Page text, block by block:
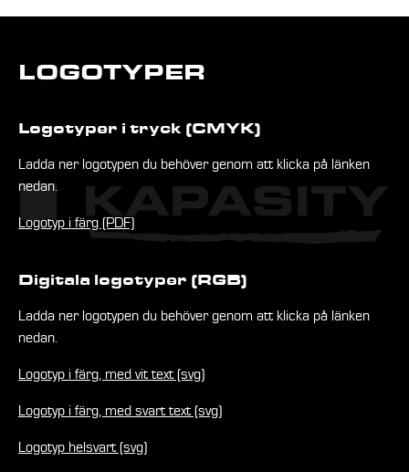
LOGOTYPER
Digitala logotyper (RGB)
Ladda ner logotypen du behöver genom att klicka på länken
nedan.
Logotyp i färg, med vit text (svg)
Logotyp i färg, med svart text (svg)
Logotyp helsvart (svg)
Logotyper i tryck (CMYK)
Ladda ner logotypen du behöver genom att klicka på länken
nedan.
Logotyp i färg (PDF)